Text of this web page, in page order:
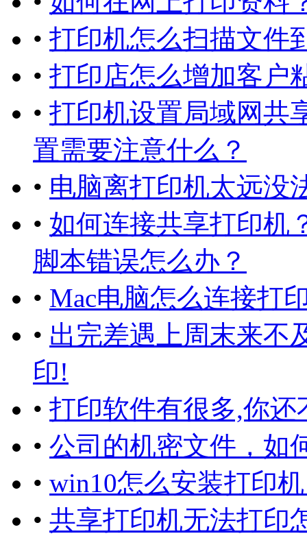
• 打印机怎么扫描文件
• 打印店怎么增加客户
• 打印机设置局域网共
置需要注意什么？
• 电脑离打印机太远没
• 如何连接共享打印机
脚本错误怎么办？
• Mac电脑怎么连接打
• 出完差遇上周末来不
印!
• 打印软件有很多,你还
• 公司的机密文件，如
• win10怎么安装打印
• 共享打印机无法打印